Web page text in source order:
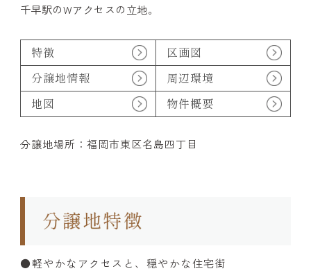
千早駅のWアクセスの立地。
特徴
区画図
分譲地情報
周辺環境
地図
物件概要
分譲地場所：福岡市東区名島四丁目
軽やかなアクセスと、穏やかな住宅街